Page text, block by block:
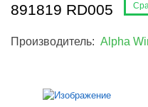
891819 RD005
Производитель: Alpha